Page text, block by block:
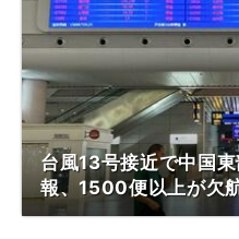
台風13号接近で中国
報、1500便以上が欠